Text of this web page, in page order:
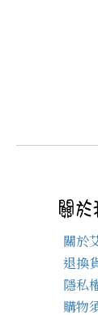
關於
退換
隱私
購物